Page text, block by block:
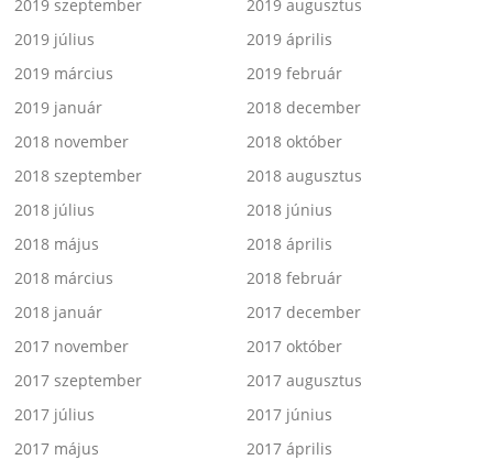
2019 szeptember
2019 augusztus
2019 július
2019 április
2019 március
2019 február
2019 január
2018 december
2018 november
2018 október
2018 szeptember
2018 augusztus
2018 július
2018 június
2018 május
2018 április
2018 március
2018 február
2018 január
2017 december
2017 november
2017 október
2017 szeptember
2017 augusztus
2017 július
2017 június
2017 május
2017 április